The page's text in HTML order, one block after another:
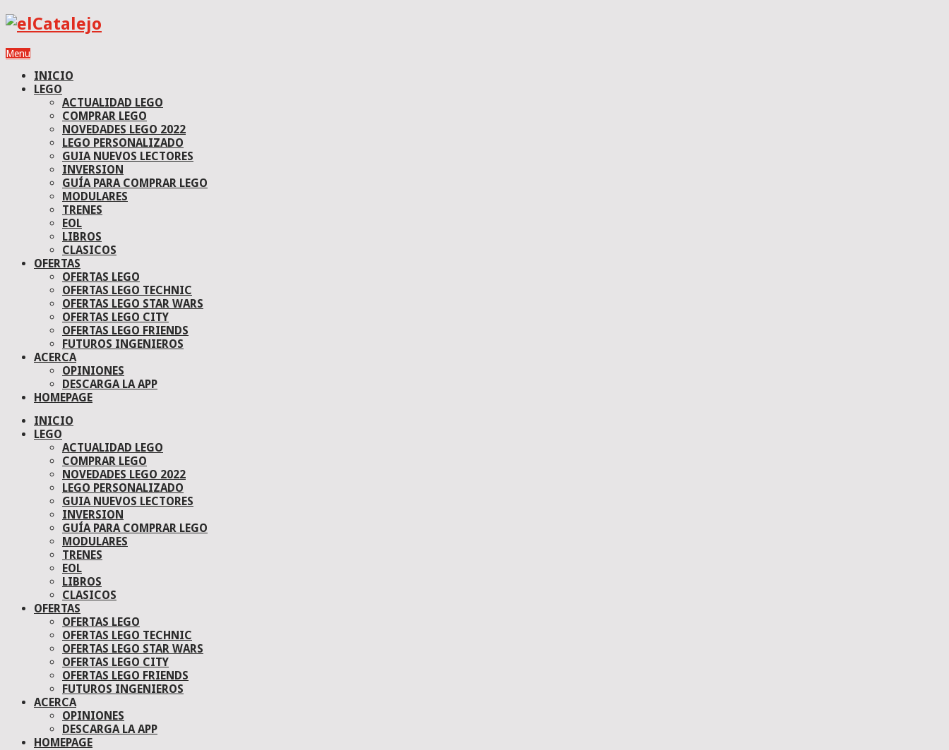
Menu
INICIO
LEGO
ACTUALIDAD LEGO
COMPRAR LEGO
NOVEDADES LEGO 2022
LEGO PERSONALIZADO
GUIA NUEVOS LECTORES
INVERSION
GUÍA PARA COMPRAR LEGO
MODULARES
TRENES
EOL
LIBROS
CLASICOS
OFERTAS
OFERTAS LEGO
OFERTAS LEGO TECHNIC
OFERTAS LEGO STAR WARS
OFERTAS LEGO CITY
OFERTAS LEGO FRIENDS
FUTUROS INGENIEROS
ACERCA
OPINIONES
DESCARGA LA APP
HOMEPAGE
INICIO
LEGO
ACTUALIDAD LEGO
COMPRAR LEGO
NOVEDADES LEGO 2022
LEGO PERSONALIZADO
GUIA NUEVOS LECTORES
INVERSION
GUÍA PARA COMPRAR LEGO
MODULARES
TRENES
EOL
LIBROS
CLASICOS
OFERTAS
OFERTAS LEGO
OFERTAS LEGO TECHNIC
OFERTAS LEGO STAR WARS
OFERTAS LEGO CITY
OFERTAS LEGO FRIENDS
FUTUROS INGENIEROS
ACERCA
OPINIONES
DESCARGA LA APP
HOMEPAGE